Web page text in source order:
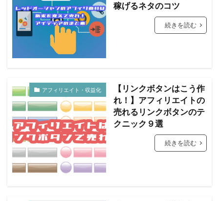
稼げるネタのコツ
続きを読む
アフィリエイト・収益化
【リンクボタンはこう作
れ！】アフィリエイトの
売れるリンクボタンのテ
クニック９選
続きを読む